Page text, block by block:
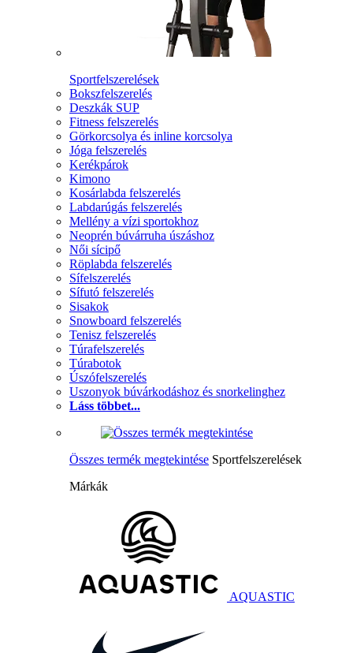
Sportfelszerelések
Bokszfelszerelés
Deszkák SUP
Fitness felszerelés
Görkorcsolya és inline korcsolya
Jóga felszerelés
Kerékpárok
Kimono
Kosárlabda felszerelés
Labdarúgás felszerelés
Mellény a vízi sportokhoz
Neoprén búvárruha úszáshoz
Női sícipő
Röplabda felszerelés
Sífelszerelés
Sífutó felszerelés
Sisakok
Snowboard felszerelés
Tenisz felszerelés
Túrafelszerelés
Túrabotok
Úszófelszerelés
Uszonyok búvárkodáshoz és snorkelinghez
Láss többet...
Összes termék megtekintése Sportfelszerelések
Márkák
AQUASTIC